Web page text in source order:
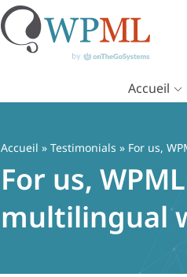
Accueil
Accueil » Testimonials » For us,
For us,
multilingual